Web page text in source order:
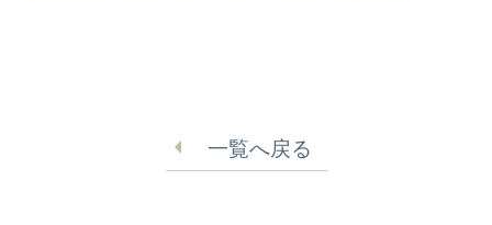
一覧へ戻る